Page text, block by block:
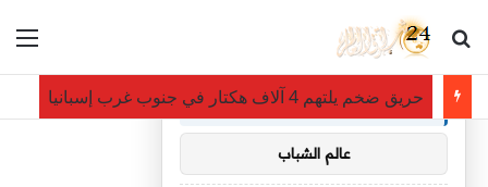
بحث عن
حريق ضخم يلتهم 4 آلاف هكتار في جنوب غرب إسبانيا
توصيات :
باقة متميزة VIP (كود: AA86842):
عالم الشباب